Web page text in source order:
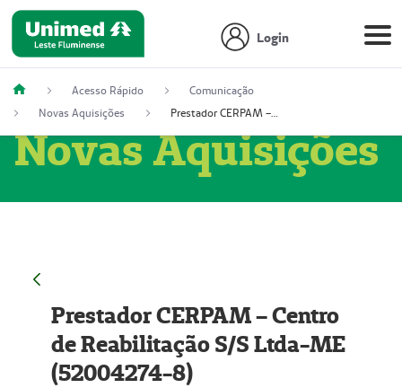
Login
Acesso Rápido
Comunicação
Novas Aquisições
Prestador CERPAM – Centro de Reabilitação S/S Ltda-ME (52004274-8)
Novas Aquisições
Prestador CERPAM – Centro
de Reabilitação S/S Ltda-ME
(52004274-8)